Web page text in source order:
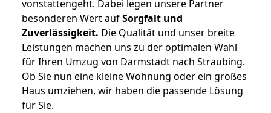
vonstattengeht. Dabei legen unsere Partner
besonderen Wert aufSorgfalt und
Zuverlässigkeit. Die Qualität und unser breite
Leistungen machen uns zu der optimalen Wahl
für Ihren Umzug von Darmstadt nach Straubing.
Ob Sie nun eine kleine Wohnung oder ein großes
Haus umziehen, wir haben die passende Lösung
für Sie.